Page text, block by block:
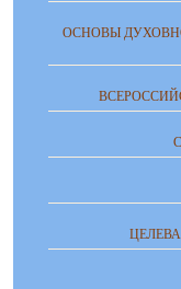
ОСНОВЫ